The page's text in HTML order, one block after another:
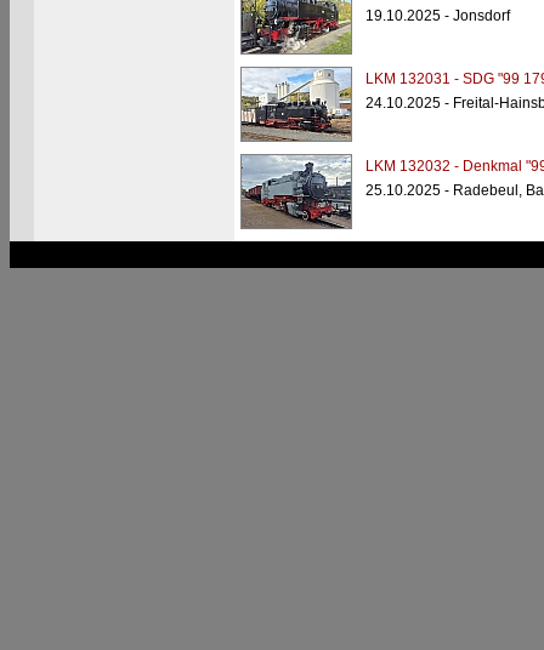
19.10.2025 - Jonsdorf
LKM 132031 - SDG "99
24.10.2025 - Freital-
LKM 132032 - Denkmal
25.10.2025 - Radebeul,